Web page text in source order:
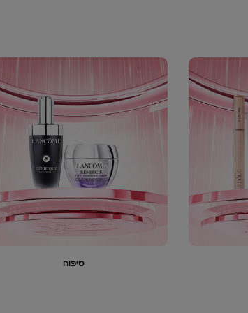
טיפוח